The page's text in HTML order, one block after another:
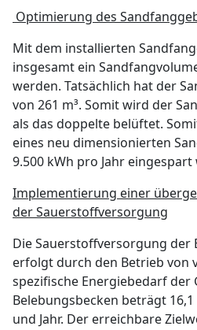
Optimierung des
Mit dem installierten
insgesamt ein
werden. Tatsächlich hat der
von 261 m³. Somit wird der
als das doppelte belüftet.
eines neu dimensionierten
9.500 kWh pro Jahr eingespart
Implementierung einer
der Sauerstoffversorgung
Die Sauerstoffversorgung der
erfolgt durch den Betrieb von
spezifische Energiebedarf der
Belebungsbecken beträgt
und Jahr. Der erreichbare